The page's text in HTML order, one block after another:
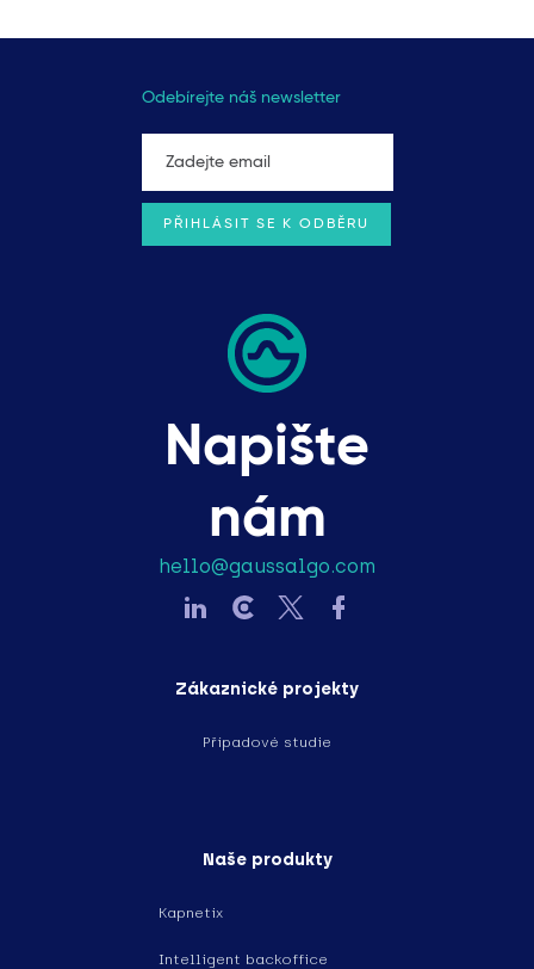
Odebírejte náš newsletter
Napište
nám
hello@gaussalgo.com
Zákaznické projekty
Případové studie
Naše produkty
Kapnetix
Intelligent backoffice